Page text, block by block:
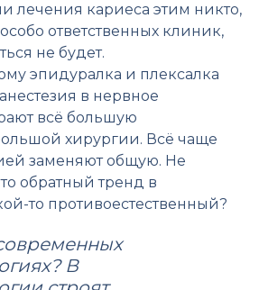
лечения кариеса этим никто,
ответственных клиник,
не будет.
эпидуралка и плексалка
в нервное
всё большую
хирургии. Всё чаще
заменяют общую. Не
обратный тренд в
то противоестественный?
В